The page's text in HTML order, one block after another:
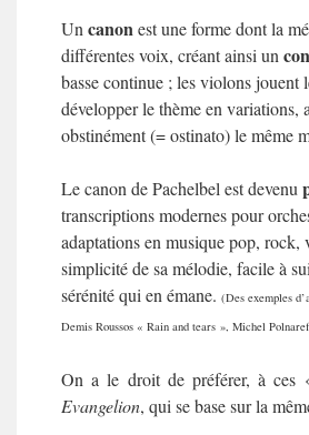
Un canonest une forme dont la
différentes voix, créant ainsi un con
basse continue ; les violons jouent
développer le thème en variations,
obstinément (= ostinato) le même
Le canon de Pachelbel est devenu
transcriptions modernes pour
adaptations en musique pop, rock,
simplicité de sa mélodie, facile à
sérénité qui en émane. (Des exemples
Demis Roussos « Rain and tears », Michel
On a le droit de préférer, à ces
Evangelion, qui se base sur la